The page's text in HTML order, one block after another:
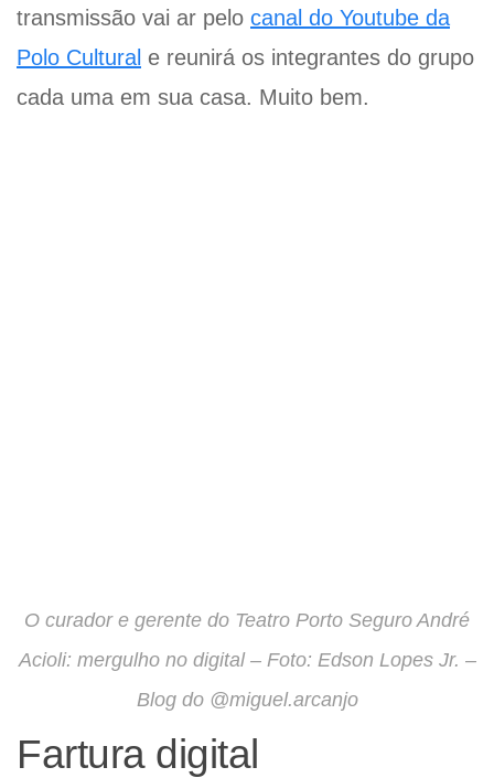
transmissão vai ar pelo canal do Youtube da
Polo Cultural e reunirá os integrantes do grupo
cada uma em sua casa. Muito bem.
O curador e gerente do Teatro Porto Seguro André
Acioli: mergulho no digital – Foto: Edson Lopes Jr. –
Blog do @miguel.arcanjo
Fartura digital